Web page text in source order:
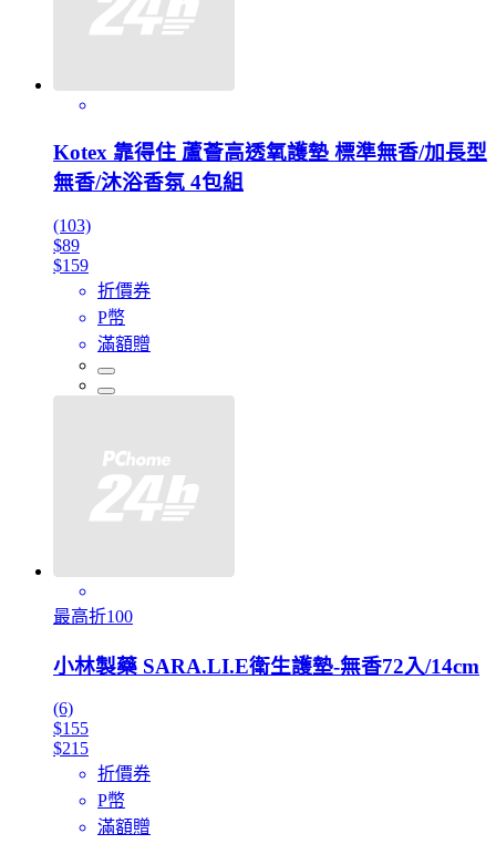
Kotex 靠得住 蘆薈高透氧護墊 標準無香/加長型
無香/沐浴香氛 4包組
(103)
$89
$159
折價券
P幣
滿額贈
最高折100
小林製藥 SARA.LI.E衛生護墊-無香72入/14cm
(6)
$155
$215
折價券
P幣
滿額贈